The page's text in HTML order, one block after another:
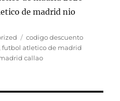
Etiquetas
codigo descuento
,futbol atletico de madrid
callao